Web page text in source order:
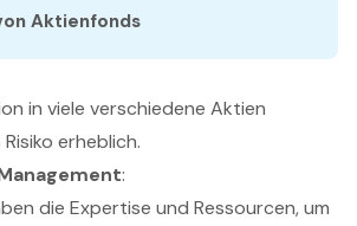
Aktienfonds
in viele verschiedene Aktien
erheblich.
:
die Expertise und Ressourcen, um